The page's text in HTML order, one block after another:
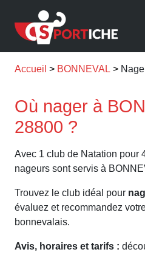
Accueil BONNEVAL
Où nager à
28800 ?
Avec 1 club de Natation pour
nageurs sont servis à
Trouvez le club idéal pour
évaluez et recommandez
bonnevalais.
Avis, horaires et tarifs :